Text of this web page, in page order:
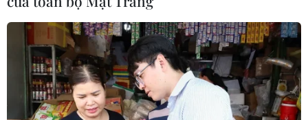
Quốc tế Sheremetyevo
07/08/2026 00:22
Nga thông báo tấn công căn
cứ ngầm của Ukraine